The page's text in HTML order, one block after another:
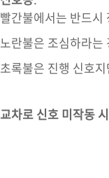
빨간불에서는 반드
노란불은 조심하라
초록불은 진행 신호
교차로 신호 미작동 시